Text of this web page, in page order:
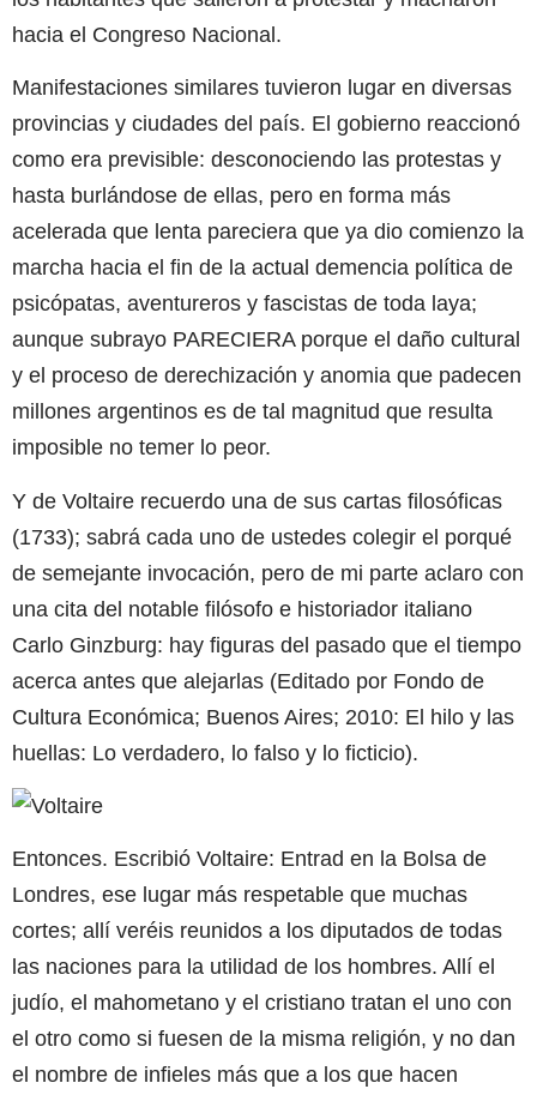
hacia el Congreso Nacional.
Manifestaciones similares tuvieron lugar en diversas
provincias y ciudades del país. El gobierno reaccionó
como era previsible: desconociendo las protestas y
hasta burlándose de ellas, pero en forma más
acelerada que lenta pareciera que ya dio comienzo la
marcha hacia el fin de la actual demencia política de
psicópatas, aventureros y fascistas de toda laya;
aunque subrayo PARECIERA porque el daño cultural
y el proceso de derechización y anomia que padecen
millones argentinos es de tal magnitud que resulta
imposible no temer lo peor.
Y de Voltaire recuerdo una de sus cartas filosóficas
(1733); sabrá cada uno de ustedes colegir el porqué
de semejante invocación, pero de mi parte aclaro con
una cita del notable filósofo e historiador italiano
Carlo Ginzburg: hay figuras del pasado que el tiempo
acerca antes que alejarlas (Editado por Fondo de
Cultura Económica; Buenos Aires; 2010: El hilo y las
huellas: Lo verdadero, lo falso y lo ficticio).
Entonces. Escribió Voltaire: Entrad en la Bolsa de
Londres, ese lugar más respetable que muchas
cortes; allí veréis reunidos a los diputados de todas
las naciones para la utilidad de los hombres. Allí el
judío, el mahometano y el cristiano tratan el uno con
el otro como si fuesen de la misma religión, y no dan
el nombre de infieles más que a los que hacen